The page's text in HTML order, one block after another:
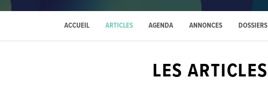
ACCUEIL ARTICLES AGENDA ANNONCES DOSSIERS
LES ARTICLES